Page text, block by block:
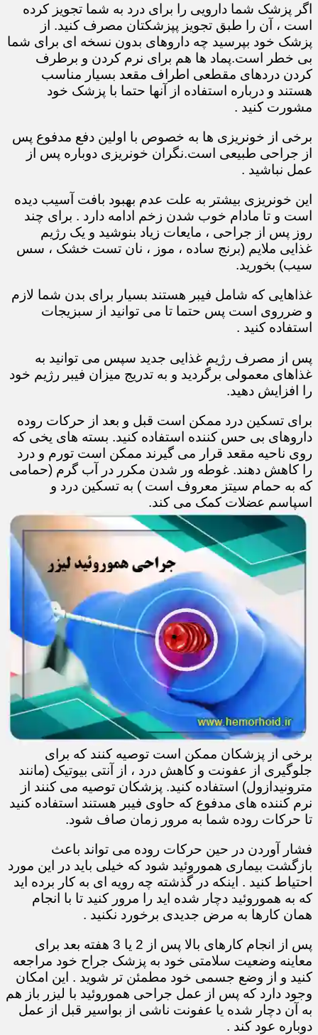
اگر پزشک شما دارویی را برای درد به شما تجویز کرده
است ، آن را طبق تجویز پپزشکتان مصرف کنید. از
پزشک خود بپرسید چه داروهای بدون نسخه ای برای شما
بی خطر است.پماد ها هم برای نرم کردن و برطرف
کردن دردهای مقطعی اطراف مقعد بسیار مناسب
هستند و درباره استفاده از آنها حتما با پزشک خود
مشورت کنید .
برخی از خونریزی ها به خصوص با اولین دفع مدفوع پس
از جراحی طبیعی است.نگران خونریزی دوباره پس از
عمل نباشید .
این خونریزی بیشتر به علت عدم بهبود بافت آسیب دیده
است و تا مادام خوب شدن زخم ادامه دارد . برای چند
روز پس از جراحی ، مایعات زیاد بنوشید و یک رژیم
غذایی ملایم (برنج ساده ، موز ، نان تست خشک ، سس
سیب) بخورید.
غذاهایی که شامل فیبر هستند بسیار برای بدن شما لازم
و ضرروی است پس حتما تا می توانید از سبزیجات
استفاده کنید .
پس از مصرف رژیم غذایی جدید سپس می توانید به
غذاهای معمولی برگردید و به تدریج میزان فیبر رژیم خود
را افزایش دهید.
برای تسکین درد ممکن است قبل و بعد از حرکات روده
داروهای بی حس کننده استفاده کنید. بسته های یخی که
روی ناحیه مقعد قرار می گیرند ممکن است تورم و درد
را کاهش دهند. غوطه ور شدن مکرر در آب گرم (حمامی
که به حمام سیتز معروف است ) به تسکین درد و
اسپاسم عضلات کمک می کند.
برخی از پزشکان ممکن است توصیه کنند که برای
جلوگیری از عفونت و کاهش درد ، از آنتی بیوتیک (مانند
مترونیدازول) استفاده کنید. پزشکان توصیه می کنند از
نرم کننده های مدفوع که حاوی فیبر هستند استفاده کنید
تا حرکات روده شما به مرور زمان صاف شود.
فشار آوردن در حین حرکات روده می تواند باعث
بازگشت بیماری هموروئید شود که خیلی باید در این مورد
احتیاط کنید . اینکه در گذشته چه رویه ای به کار برده اید
که به هموروئید دچار شده اید را مرور کنید تا با انجام
همان کارها به مرض جدیدی برخورد نکنید .
پس از انجام کارهای بالا پس از 2 یا 3 هفته بعد برای
معاینه وضعیت سلامتی خود به پزشک جراح خود مراجعه
کنید و از وضع جسمی خود مطمئن تر شوید . این امکان
وجود دارد که پس از عمل جراحی هموروئید با لیزر باز هم
به آن دچار شده یا عفونت ناشی از بواسیر قبل از عمل
دوباره عود کند .